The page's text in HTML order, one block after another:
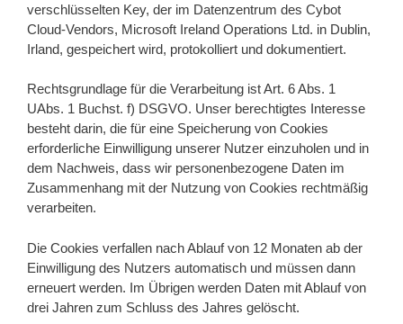
verschlüsselten Key, der im Datenzentrum des Cybot
Cloud-Vendors, Microsoft Ireland Operations Ltd. in Dublin,
Irland, gespeichert wird, protokolliert und dokumentiert.
Rechtsgrundlage für die Verarbeitung ist Art. 6 Abs. 1
UAbs. 1 Buchst. f) DSGVO. Unser berechtigtes Interesse
besteht darin, die für eine Speicherung von Cookies
erforderliche Einwilligung unserer Nutzer einzuholen und in
dem Nachweis, dass wir personenbezogene Daten im
Zusammenhang mit der Nutzung von Cookies rechtmäßig
verarbeiten.
Die Cookies verfallen nach Ablauf von 12 Monaten ab der
Einwilligung des Nutzers automatisch und müssen dann
erneuert werden. Im Übrigen werden Daten mit Ablauf von
drei Jahren zum Schluss des Jahres gelöscht.